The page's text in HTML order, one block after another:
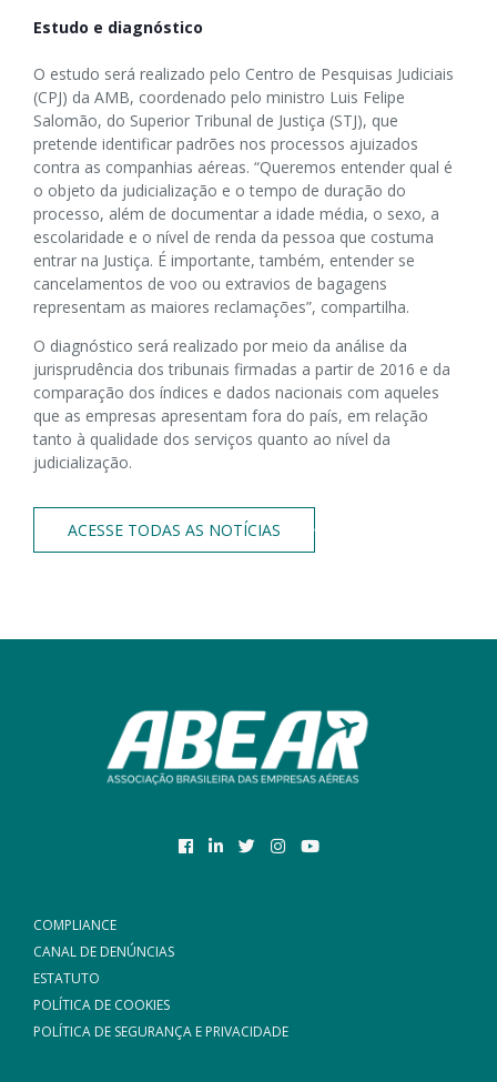
Estudo e diagnóstico
O estudo será realizado pelo Centro de Pesquisas Judiciais
(CPJ) da AMB, coordenado pelo ministro Luis Felipe
Salomão, do Superior Tribunal de Justiça (STJ), que
pretende identificar padrões nos processos ajuizados
contra as companhias aéreas. “Queremos entender qual é
o objeto da judicialização e o tempo de duração do
processo, além de documentar a idade média, o sexo, a
escolaridade e o nível de renda da pessoa que costuma
entrar na Justiça. É importante, também, entender se
cancelamentos de voo ou extravios de bagagens
representam as maiores reclamações”, compartilha.
O diagnóstico será realizado por meio da análise da
jurisprudência dos tribunais firmadas a partir de 2016 e da
comparação dos índices e dados nacionais com aqueles
que as empresas apresentam fora do país, em relação
tanto à qualidade dos serviços quanto ao nível da
judicialização.
ACESSE TODAS AS NOTÍCIAS
COMPLIANCE
CANAL DE DENÚNCIAS
ESTATUTO
POLÍTICA DE COOKIES
POLÍTICA DE SEGURANÇA E PRIVACIDADE